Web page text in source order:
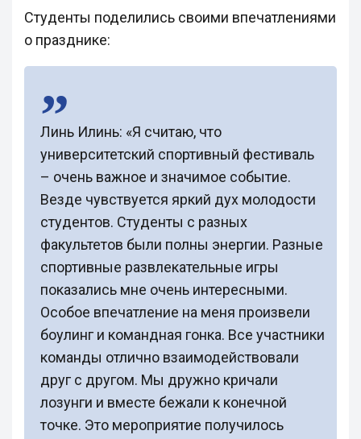
Студенты поделились своими впечатлениями
о празднике:
Линь Илинь: «Я считаю, что
университетский спортивный фестиваль
– очень важное и значимое событие.
Везде чувствуется яркий дух молодости
студентов. Студенты с разных
факультетов были полны энергии. Разные
спортивные развлекательные игры
показались мне очень интересными.
Особое впечатление на меня произвели
боулинг и командная гонка. Все участники
команды отлично взаимодействовали
друг с другом. Мы дружно кричали
лозунги и вместе бежали к конечной
точке. Это мероприятие получилось